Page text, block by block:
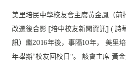
美里培民中學校友會主席黃金鳳（前
改選後合影 [培中校友新聞資訊] ( 詩
訊）繼2016年後，事隔10年， 美里
年舉辦“校友回校日”。 該會主席 黃